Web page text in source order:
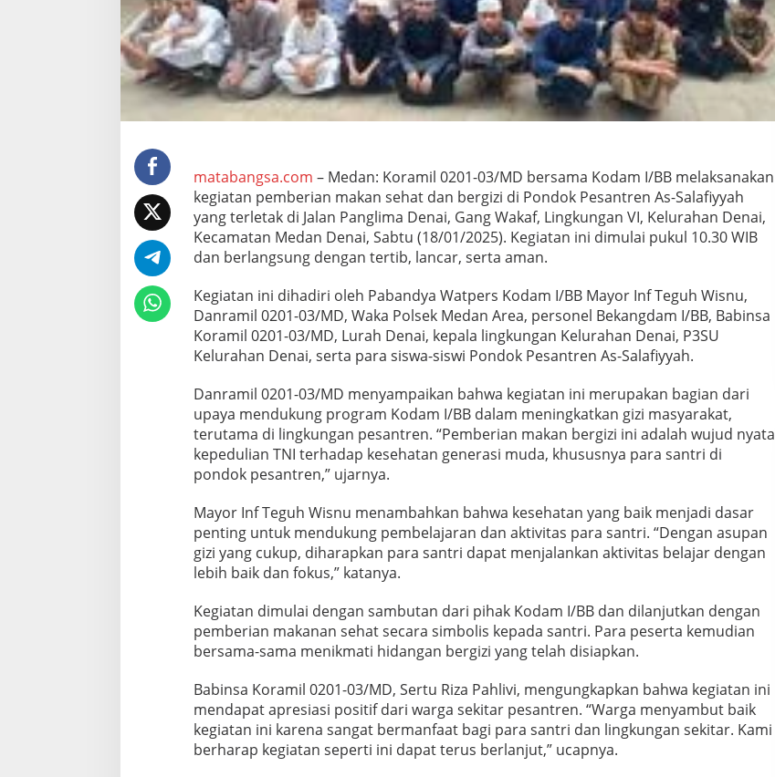
n
e
m
b
e
r
i
M
a
k
a
n
B
g
i
z
i
i
P
o
n
d
o
k
e
s
a
n
t
e
n
A
-
S
a
a
matabangsa.com – Medan: Koramil 0201-03/MD bersama Kodam I/BB melaksanakan
kegiatan pemberian makan sehat dan bergizi di Pondok Pesantren As-Salafiyyah
yang terletak di Jalan Panglima Denai, Gang Wakaf, Lingkungan VI, Kelurahan Denai,
Kecamatan Medan Denai, Sabtu (18/01/2025). Kegiatan ini dimulai pukul 10.30 WIB
dan berlangsung dengan tertib, lancar, serta aman.
Kegiatan ini dihadiri oleh Pabandya Watpers Kodam I/BB Mayor Inf Teguh Wisnu,
Danramil 0201-03/MD, Waka Polsek Medan Area, personel Bekangdam I/BB, Babinsa
Koramil 0201-03/MD, Lurah Denai, kepala lingkungan Kelurahan Denai, P3SU
Kelurahan Denai, serta para siswa-siswi Pondok Pesantren As-Salafiyyah.
Danramil 0201-03/MD menyampaikan bahwa kegiatan ini merupakan bagian dari
upaya mendukung program Kodam I/BB dalam meningkatkan gizi masyarakat,
terutama di lingkungan pesantren. “Pemberian makan bergizi ini adalah wujud nyata
kepedulian TNI terhadap kesehatan generasi muda, khususnya para santri di
pondok pesantren,” ujarnya.
Mayor Inf Teguh Wisnu menambahkan bahwa kesehatan yang baik menjadi dasar
penting untuk mendukung pembelajaran dan aktivitas para santri. “Dengan asupan
gizi yang cukup, diharapkan para santri dapat menjalankan aktivitas belajar dengan
lebih baik dan fokus,” katanya.
Kegiatan dimulai dengan sambutan dari pihak Kodam I/BB dan dilanjutkan dengan
pemberian makanan sehat secara simbolis kepada santri. Para peserta kemudian
bersama-sama menikmati hidangan bergizi yang telah disiapkan.
Babinsa Koramil 0201-03/MD, Sertu Riza Pahlivi, mengungkapkan bahwa kegiatan ini
mendapat apresiasi positif dari warga sekitar pesantren. “Warga menyambut baik
kegiatan ini karena sangat bermanfaat bagi para santri dan lingkungan sekitar. Kami
berharap kegiatan seperti ini dapat terus berlanjut,” ucapnya.